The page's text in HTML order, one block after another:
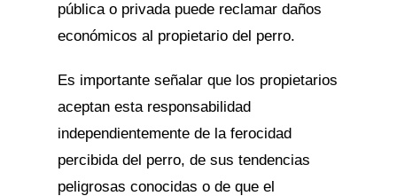
pública o privada puede reclamar daños
económicos al propietario del perro.
Es importante señalar que los propietarios
aceptan esta responsabilidad
independientemente de la ferocidad
percibida del perro, de sus tendencias
peligrosas conocidas o de que el